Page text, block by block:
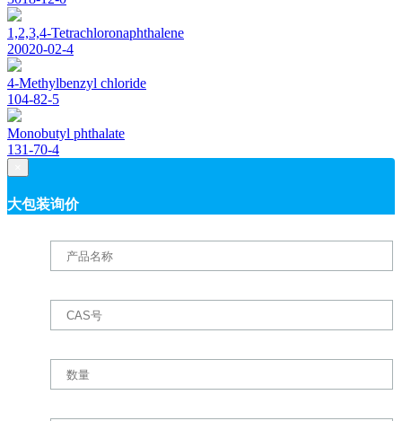
1,2,3,4-Tetrachloronaphthalene
20020-02-4
4-Methylbenzyl chloride
104-82-5
Monobutyl phthalate
131-70-4
大包装询价